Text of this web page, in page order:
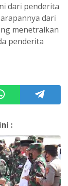
dari penderita
dari
menetralkan
penderita
: